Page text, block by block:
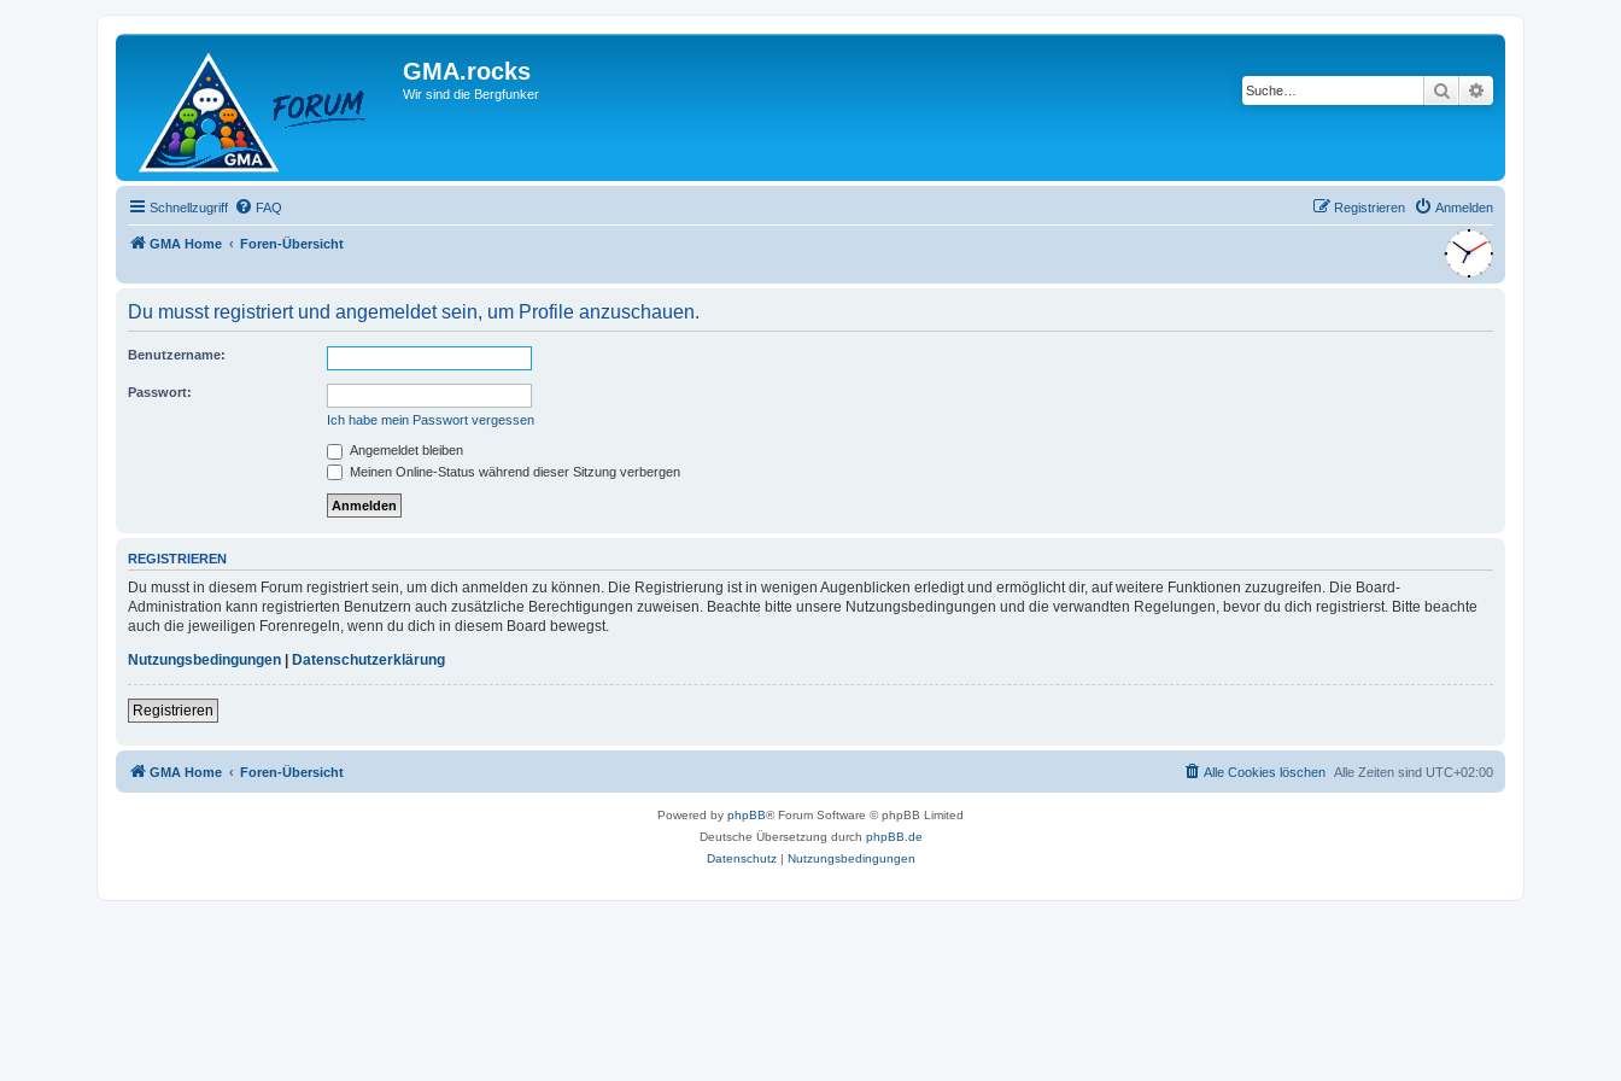
GMA.rocks
Wir sind die Bergfunker Suche
Schnellzugriff FAQ Anmelden
Registrieren
GMA Home Foren-Übersicht
Du musst registriert und angemeldet sein, um Profile anzuschauen.
Benutzername:
Passwort:
Ich habe mein Passwort vergessen
Angemeldet bleiben
Meinen Online-Status während dieser Sitzung verbergen
REGISTRIEREN
Du musst in diesem Forum registriert sein, um dich anmelden zu können. Die Registrierung ist in wenigen Augenblicken erledigt und ermöglicht dir, auf weitere Funktionen zuzugreifen. Die Board-
Administration kann registrierten Benutzern auch zusätzliche Berechtigungen zuweisen. Beachte bitte unsere Nutzungsbedingungen und die verwandten Regelungen, bevor du dich registrierst. Bitte beachte
auch die jeweiligen Forenregeln, wenn du dich in diesem Board bewegst.
Nutzungsbedingungen | Datenschutzerklärung
Registrieren
GMA Home Foren-Übersicht Alle Zeiten sind UTC+02:00
Alle Cookies löschen
Powered by phpBB® Forum Software © phpBB Limited
Deutsche Übersetzung durch phpBB.de
Datenschutz| Nutzungsbedingungen